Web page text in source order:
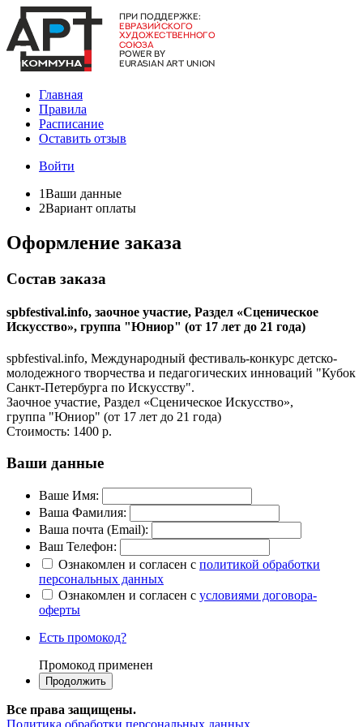
Главная
Правила
Расписание
Оставить отзыв
Войти
1Ваши данные
2Вариант оплаты
Оформление заказа
Состав заказа
spbfestival.info, заочное участие, Раздел «Сценическое
Искусство», группа "Юниор" (от 17 лет до 21 года)
spbfestival.info, Международный фестиваль-конкурс детско-
молодежного творчества и педагогических инноваций "Кубок
Санкт-Петербурга по Искусству".
Заочное участие, Раздел «Сценическое Искусство»,
группа "Юниор" (от 17 лет до 21 года)
Стоимость: 1400 р.
Ваши данные
Ваше Имя:
Ваша Фамилия:
Ваша почта (Email):
Ваш Телефон:
Ознакомлен и согласен с политикой обработки
персональных данных
Ознакомлен и согласен с условиями договора-
оферты
Есть промокод?
Промокод применен
Все права защищены.
Политика обработки персональных данных